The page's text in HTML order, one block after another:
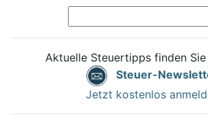
Aktuelle Steuertipps finden
Steuer-
Jetzt kostenlos